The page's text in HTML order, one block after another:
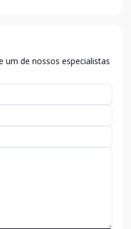
um de nossos especialistas